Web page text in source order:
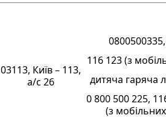
03113, Київ – 113,
а/с 26
0800500335,
116 123 (з
дитяча гаряча
0 800 500 225,
(з